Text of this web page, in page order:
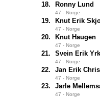
18. Ronny Lund
47 - Norge
19. Knut Erik
47 - Norge
20. Knut Haugen
47 - Norge
21. Svein Erik
47 - Norge
22. Jan Erik
47 - Norge
23. Jarle
47 - Norge